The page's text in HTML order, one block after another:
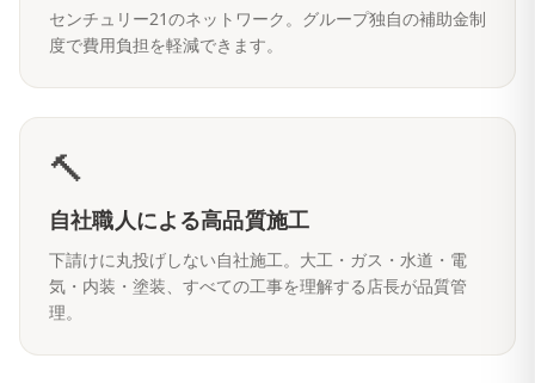
センチュリー21のネットワーク。グループ独自の補助金制
度で費用負担を軽減できます。
🔨
自社職人による高品質施工
下請けに丸投げしない自社施工。大工・ガス・水道・電
気・内装・塗装、すべての工事を理解する店長が品質管
理。